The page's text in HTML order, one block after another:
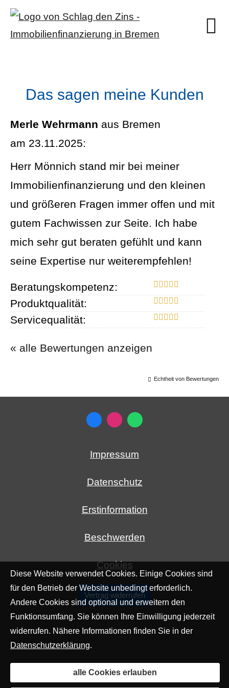
Das sagen meine Kunden
Merle Wehrmann aus Bremen
am 23.11.2025:
Herr Mönnich stand mir bei meiner
Immobilienfinanzierung und den kleinen
und größeren Fragen immer offen und mit
gutem Fachwissen zur Seite. Ich habe
mich sehr gut beraten gefühlt und kann
seine Expertise nur weiterempfehlen!
Beratungskompetenz:
Produktqualität:
Servicequalität:
« alle Bewertungen anzeigen
Echtheit von Bewertungen
Impressum
Datenschutz
Erstinformation
Beschwerden
Cookies
Vertrag widerrufen
Diese Website verwendet Cookies. Einige Cookies sind
für den Betrieb der Website unbedingt erforderlich.
Andere Cookies sind optional und erweitern den
Funktionsumfang. Sie können Ihre Einwilligung jederzeit
widerrufen. Nähere Informationen finden Sie in der
Datenschutzerklärung.
alle Cookies erlauben